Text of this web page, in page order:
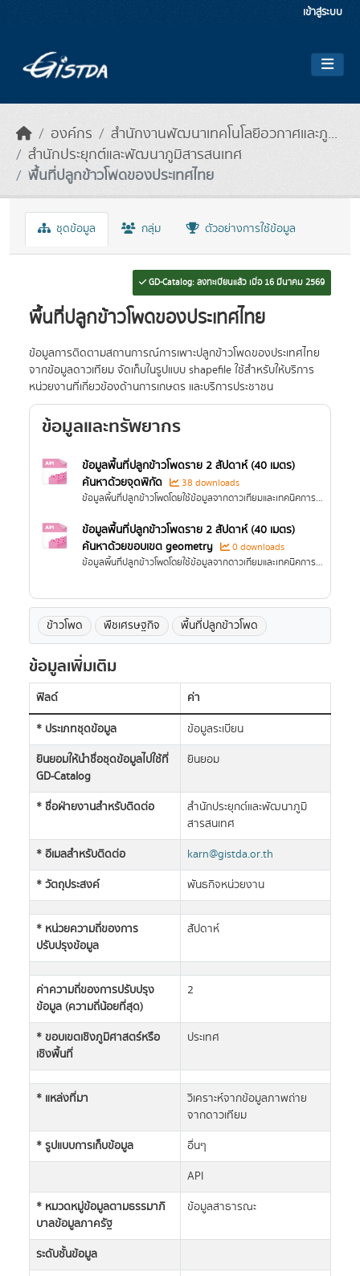
เข้าสู่ระบบ
องค์กร
สำนักงานพัฒนาเทคโนโลยีอวกาศและภู...
สำนักประยุกต์และพัฒนาภูมิสารสนเทศ
พื้นที่ปลูกข้าวโพดของประเทศไทย
ชุดข้อมูล กลุ่ม ตัวอย่างการใช้ข้อมูล
GD-Catalog: ลงทะเบียนแล้ว เมื่อ 16 มีนาคม 2569
พื้นที่ปลูกข้าวโพดของประเทศไทย
ข้อมูลการติดตามสถานการณ์การเพาะปลูกข้าวโพดของประเทศไทย
จากข้อมูลดาวเทียม จัดเก็บในรูปแบบ shapefile ใช้สำหรับให้บริการ
หน่วยงานที่เกี่ยวข้องด้านการเกษตร และบริการประชาชน
ข้อมูลและทรัพยากร
ข้อมูลพื้นที่ปลูกข้าวโพดราย 2 สัปดาห์ (40 เมตร)
ค้นหาด้วยจุดพิกัด
38 downloads
ข้อมูลพื้นที่ปลูกข้าวโพดโดยใช้ข้อมูลจากดาวเทียมและเทคนิคการจำแนกในการวิเคราะห์ A satellite-based maize map refers to a map that delineates and classifies growth state using satellite...
ข้อมูลพื้นที่ปลูกข้าวโพดราย 2 สัปดาห์ (40 เมตร)
ค้นหาด้วยขอบเขต geometry
0 downloads
ข้อมูลพื้นที่ปลูกข้าวโพดโดยใช้ข้อมูลจากดาวเทียมและเทคนิคการจำแนกในการวิเคราะห์ A satellite-based maize map refers to a map that delineates and classifies growth state using satellite...
ข้าวโพด พืชเศรษฐกิจ พื้นที่ปลูกข้าวโพด
ข้อมูลเพิ่มเติม
ฟิลด์
ค่า
* ประเภทชุดข้อมูล
ข้อมูลระเบียน
ยินยอมให้นำชื่อชุดข้อมูลไปใช้ที่
GD-Catalog
ยินยอม
* ชื่อฝ่ายงานสำหรับติดต่อ
สำนักประยุกต์และพัฒนาภูมิ
สารสนเทศ
* อีเมลสำหรับติดต่อ
karn@gistda.or.th
* วัตถุประสงค์
พันธกิจหน่วยงาน
* หน่วยความถี่ของการ
ปรับปรุงข้อมูล
สัปดาห์
ค่าความถี่ของการปรับปรุง
ข้อมูล (ความถี่น้อยที่สุด)
2
* ขอบเขตเชิงภูมิศาสตร์หรือ
เชิงพื้นที่
ประเทศ
* แหล่งที่มา
วิเคราะห์จากข้อมูลภาพถ่าย
จากดาวเทียม
* รูปแบบการเก็บข้อมูล
อื่นๆ
API
* หมวดหมู่ข้อมูลตามธรรมาภิ
บาลข้อมูลภาครัฐ
ข้อมูลสาธารณะ
ระดับชั้นข้อมูล